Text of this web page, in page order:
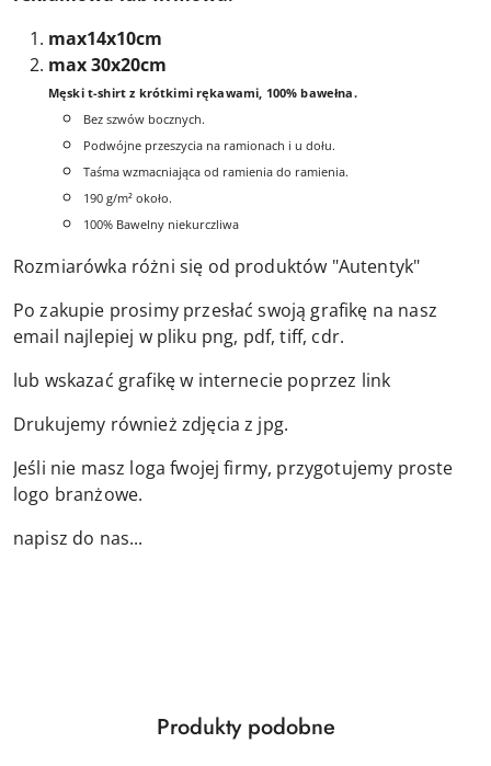
max14x10cm
max 30x20cm
Męski t-shirt z krótkimi rękawami, 100% bawełna.
Bez szwów bocznych.
Podwójne przeszycia na ramionach i u dołu.
Taśma wzmacniająca od ramienia do ramienia.
190 g/m² około.
100% Bawelny niekurczliwa
Rozmiarówka różni się od produktów "Autentyk"
Po zakupie prosimy przesłać swoją grafikę na nasz
email najlepiej w pliku png, pdf, tiff, cdr.
lub wskazać grafikę w internecie poprzez link
Drukujemy również zdjęcia z jpg.
Jeśli nie masz loga fwojej firmy, przygotujemy proste
logo branżowe.
napisz do nas...
Pomiń karuzelę produktów
Produkty
Produkty podobne